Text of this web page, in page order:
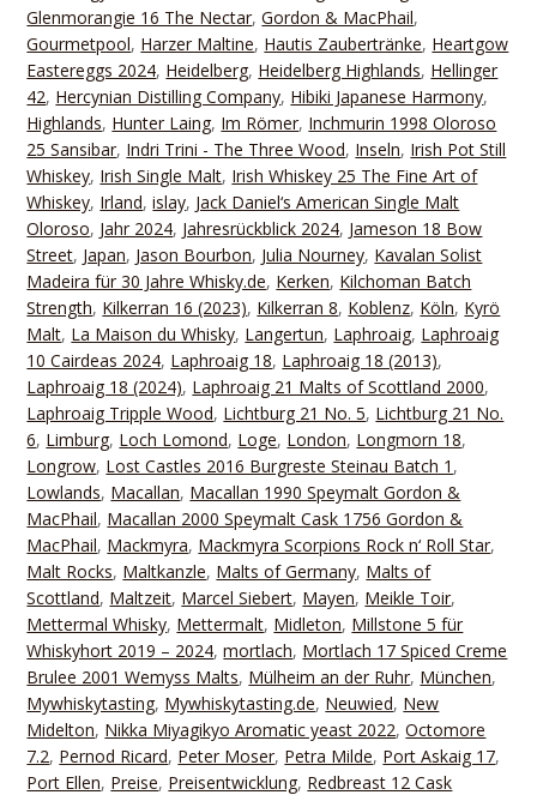
Glenmorangie 16 The Nectar,Gordon & MacPhail,
Gourmetpool, Harzer Maltine, Hautis Zaubertränke, Heartgow
Eastereggs 2024, Heidelberg, Heidelberg Highlands, Hellinger
42, Hercynian Distilling Company, Hibiki Japanese Harmony,
Highlands, Hunter Laing, Im Römer, Inchmurin 1998 Oloroso
25 Sansibar, Indri Trini - The Three Wood, Inseln, Irish Pot Still
Whiskey, Irish Single Malt, Irish Whiskey 25 The Fine Art of
Whiskey, Irland,islay, Jack Daniel‘s American Single Malt
Oloroso, Jahr 2024, Jahresrückblick 2024, Jameson 18 Bow
Street, Japan, Jason Bourbon, Julia Nourney, Kavalan Solist
Madeira für 30 Jahre Whisky.de, Kerken, Kilchoman Batch
Strength, Kilkerran 16 (2023), Kilkerran 8, Koblenz, Köln, Kyrö
Malt, La Maison du Whisky, Langertun, Laphroaig, Laphroaig
10 Cairdeas 2024, Laphroaig 18, Laphroaig 18 (2013),
Laphroaig 18 (2024), Laphroaig 21 Malts of Scottland 2000,
Laphroaig Tripple Wood, Lichtburg 21 No. 5, Lichtburg 21 No.
6, Limburg, Loch Lomond, Loge, London, Longmorn 18,
Longrow, Lost Castles 2016 Burgreste Steinau Batch 1 ,
Lowlands, Macallan, Macallan 1990 Speymalt Gordon &
MacPhail, Macallan 2000 Speymalt Cask 1756 Gordon &
MacPhail, Mackmyra, Mackmyra Scorpions Rock n‘ Roll Star,
Malt Rocks, Maltkanzle, Malts of Germany, Malts of
Scottland, Maltzeit, Marcel Siebert, Mayen, Meikle Toir,
Mettermal Whisky, Mettermalt, Midleton, Millstone 5 für
Whiskyhort 2019 – 2024,mortlach, Mortlach 17 Spiced Creme
Brulee 2001 Wemyss Malts, Mülheim an der Ruhr, München,
Mywhiskytasting, Mywhiskytasting.de, Neuwied, New
Midelton, Nikka Miyagikyo Aromatic yeast 2022,Octomore
7.2, Pernod Ricard, Peter Moser, Petra Milde, Port Askaig 17,
Port Ellen, Preise, Preisentwicklung, Redbreast 12 Cask